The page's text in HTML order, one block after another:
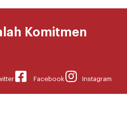
Komitmen
Instagram
Facebook